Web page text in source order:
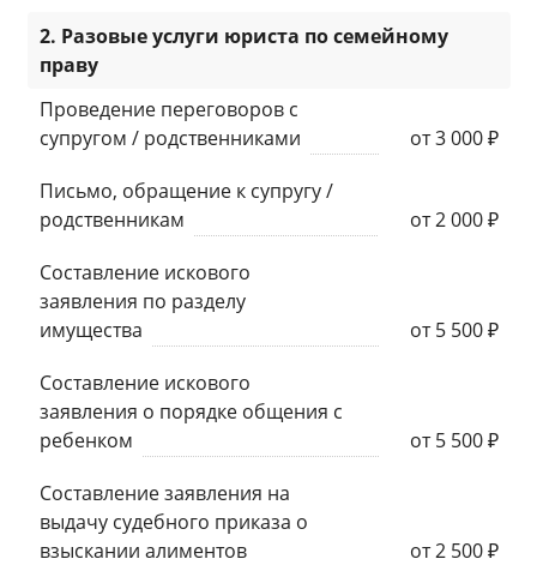
2. Разовые услуги юриста по семейному
праву
Проведение переговоров с
супругом / родственниками
от 3 000 ₽
Письмо, обращение к супругу /
родственникам
от 2 000 ₽
Составление искового
заявления по разделу
имущества
от 5 500 ₽
Составление искового
заявления о порядке общения с
ребенком
от 5 500 ₽
Составление заявления на
выдачу судебного приказа о
взыскании алиментов
от 2 500 ₽